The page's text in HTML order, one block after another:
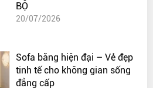
BỘ
20/07/2026
Sofa băng hiện đại – Vẻ đẹp
tinh tế cho không gian sống
đẳng cấp